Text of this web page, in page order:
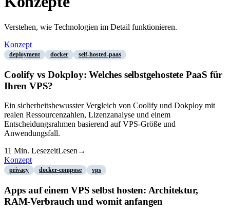
Verstehen, wie Technologien im Detail funktionieren.
Konzept
deployment docker self-hosted-paas
Coolify vs Dokploy: Welches selbstgehostete PaaS für
Ihren VPS?
Ein sicherheitsbewusster Vergleich von Coolify und Dokploy mit
realen Ressourcenzahlen, Lizenzanalyse und einem
Entscheidungsrahmen basierend auf VPS-Größe und
Anwendungsfall.
11 Min. LesezeitLesen →
Konzept
privacy docker-compose vps
Apps auf einem VPS selbst hosten: Architektur,
RAM-Verbrauch und womit anfangen